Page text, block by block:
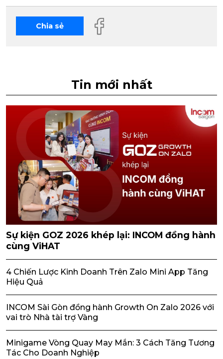
Chia sẻ
Tin mới nhất
Sự kiện GOZ 2026 khép lại: INCOM đồng hành
cùng ViHAT
4 Chiến Lược Kinh Doanh Trên Zalo Mini App Tăng
Hiệu Quả
INCOM Sài Gòn đồng hành Growth On Zalo 2026 với
vai trò Nhà tài trợ Vàng
Minigame Vòng Quay May Mắn: 3 Cách Tăng Tương
Tác Cho Doanh Nghiệp